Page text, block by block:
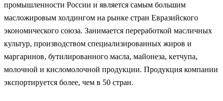
промышленности России и является самым большим
масложировым холдингом на рынке стран Евразийского
экономического союза. Занимается переработкой масличных
культур, производством специализированных жиров и
маргаринов, бутилированного масла, майонеза, кетчупа,
молочной и кисломолочной продукции. Продукция компании
экспортируется более, чем в 50 стран.